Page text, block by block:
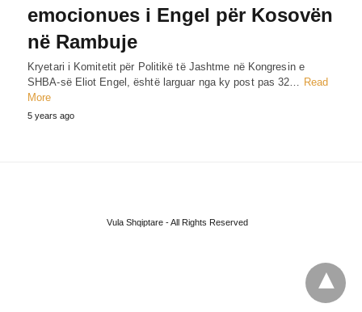
emocionυes i Engel për Kosovën
në Rambuje
Kryetari i Komitetit për Politikë të Jashtme në Kongresin e
SHBA-së Eliot Engel, është larguar nga ky post pas 32… Read
More
5 years ago
Vula Shqiptare - All Rights Reserved